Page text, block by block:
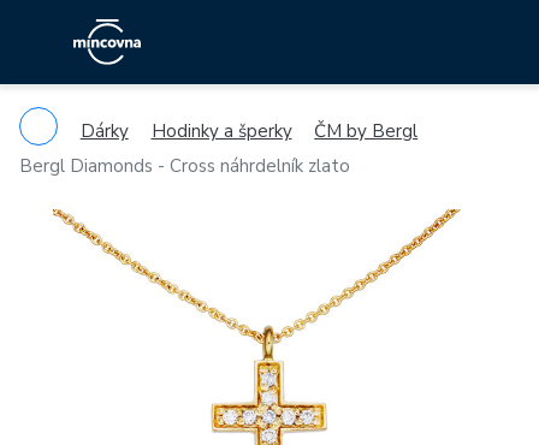
Dárky Hodinky a šperky
ČM by Bergl
Bergl Diamonds - Cross náhrdelník zlato